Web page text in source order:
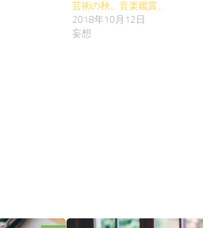
芸術の秋。音楽鑑賞。
2018年10月12日
妄想